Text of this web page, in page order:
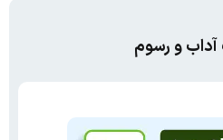
و رسوم